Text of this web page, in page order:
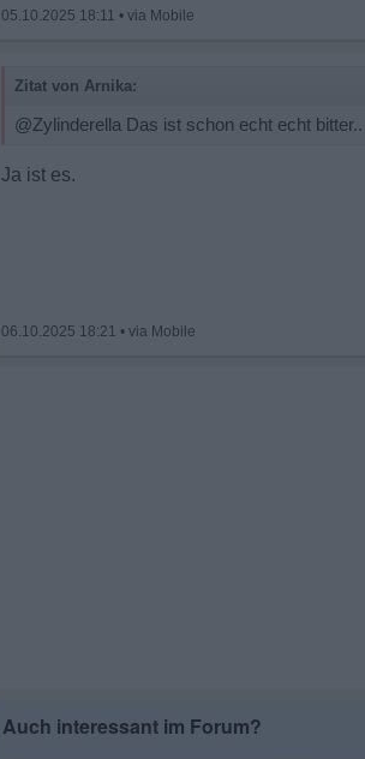
05.10.2025 18:11 •
Zitat von Arnika:
@Zylinderella Das ist schon echt echt bitter..
Ja ist es.
06.10.2025 18:21 •